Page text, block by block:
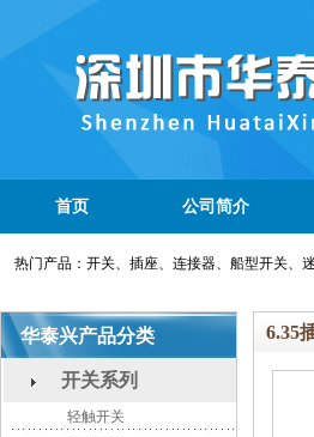
首页 公司简介
热门产品：开关、插座、连接器、船型开关、
华泰兴产品分类
开关系列
轻触开关
6.35